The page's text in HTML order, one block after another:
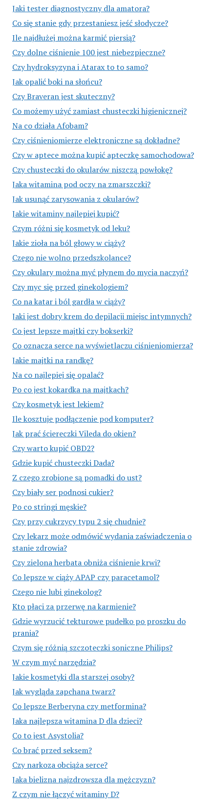
Jaki tester diagnostyczny dla amatora?
Co się stanie gdy przestaniesz jeść słodycze?
Ile najdłużej można karmić piersią?
Czy dolne ciśnienie 100 jest niebezpieczne?
Czy hydroksyzyna i Atarax to to samo?
Jak opalić boki na słońcu?
Czy Braveran jest skuteczny?
Co możemy użyć zamiast chusteczki higienicznej?
Na co działa Afobam?
Czy ciśnieniomierze elektroniczne są dokładne?
Czy w aptece można kupić apteczkę samochodowa?
Czy chusteczki do okularów niszczą powłokę?
Jaka witamina pod oczy na zmarszczki?
Jak usunąć zarysowania z okularów?
Jakie witaminy najlepiej kupić?
Czym różni się kosmetyk od leku?
Jakie zioła na ból głowy w ciąży?
Czego nie wolno przedszkolance?
Czy okulary można myć płynem do mycia naczyń?
Czy myc się przed ginekologiem?
Co na katar i ból gardła w ciąży?
Jaki jest dobry krem do depilacji miejsc intymnych?
Co jest lepsze majtki czy bokserki?
Co oznacza serce na wyświetlaczu ciśnieniomierza?
Jakie majtki na randkę?
Na co najlepiej się opalać?
Po co jest kokardka na majtkach?
Czy kosmetyk jest lekiem?
Ile kosztuje podłączenie pod komputer?
Jak prać ściereczki Vileda do okien?
Czy warto kupić OBD2?
Gdzie kupić chusteczki Dada?
Z czego zrobione są pomadki do ust?
Czy biały ser podnosi cukier?
Po co stringi męskie?
Czy przy cukrzycy typu 2 się chudnie?
Czy lekarz może odmówić wydania zaświadczenia o
stanie zdrowia?
Czy zielona herbata obniża ciśnienie krwi?
Co lepsze w ciąży APAP czy paracetamol?
Czego nie lubi ginekolog?
Kto płaci za przerwę na karmienie?
Gdzie wyrzucić tekturowe pudełko po proszku do
prania?
Czym się różnią szczoteczki soniczne Philips?
W czym myć narzędzia?
Jakie kosmetyki dla starszej osoby?
Jak wygląda zapchana twarz?
Co lepsze Berberyna czy metformina?
Jaka najlepsza witamina D dla dzieci?
Co to jest Asystolia?
Co brać przed seksem?
Czy narkoza obciąża serce?
Jaka bielizna najzdrowsza dla mężczyzn?
Z czym nie łączyć witaminy D?